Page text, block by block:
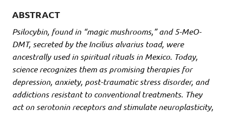
ABSTRACT
Psilocybin, found in “magic mushrooms,” and 5-MeO-
DMT, secreted by the Incilius alvarius toad, were
ancestrally used in spiritual rituals in Mexico. Today,
science recognizes them as promising therapies for
depression, anxiety, post-traumatic stress disorder, and
addictions resistant to conventional treatments. They
act on serotonin receptors and stimulate neuroplasticity,